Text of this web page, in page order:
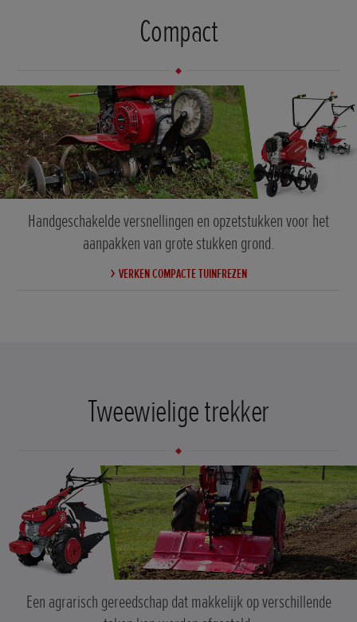
Compact
Handgeschakelde versnellingen en opzetstukken voor het
aanpakken van grote stukken grond.
VERKEN COMPACTE TUINFREZEN
Tweewielige trekker
Een agrarisch gereedschap dat makkelijk op verschillende